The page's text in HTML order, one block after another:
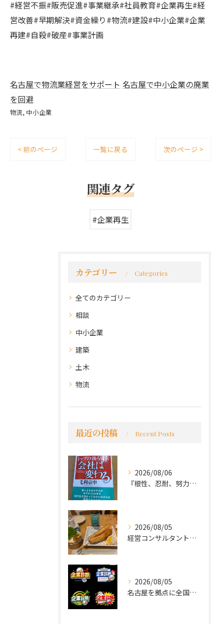
#経営不振#販売促進#事業継承#社員教育#企業再生#経
営改善#早期解決#資金繰り#物流#建設#中小企業#企業
再建#自殺#破産#事業計画
名古屋で物流業経営をサポート 名古屋で中小企業の廃業
を回避
物流 中小企業
< 前のページ 一覧に戻る 次のページ >
関連タグ
#企業再生
カテゴリー Categories
全てのカテゴリー
相談
中小企業
建築
土木
物流
最近の投稿 Recent Posts
2026/08/06
『根性、忍耐、努力という言葉は死語なのか』
2026/08/05
経営コンサルタントのモーちゃん・毛利京申です。
2026/08/05
名古屋を拠点に全国で活動する 経営コンサルタントの 毛利京申...